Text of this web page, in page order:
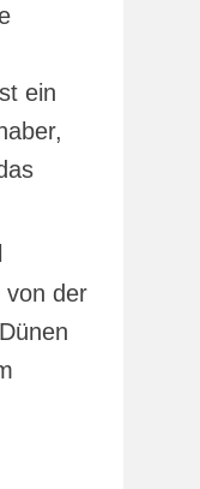
ein
von der